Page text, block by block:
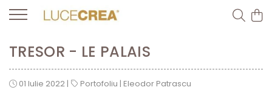
TRESOR - LE PALAIS
01 Iulie 2022 | Portofoliu | Eleodor Patrascu